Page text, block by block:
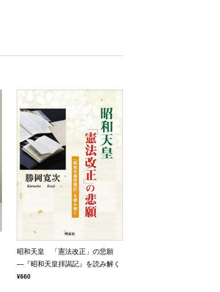
昭和天皇 「憲法改正」の悲願
―『昭和天皇拝謁記』を読み解く
¥660